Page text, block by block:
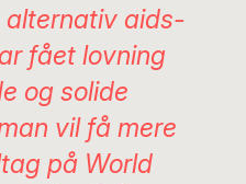
aids-
fået lovning
og solide
vil få mere
på World